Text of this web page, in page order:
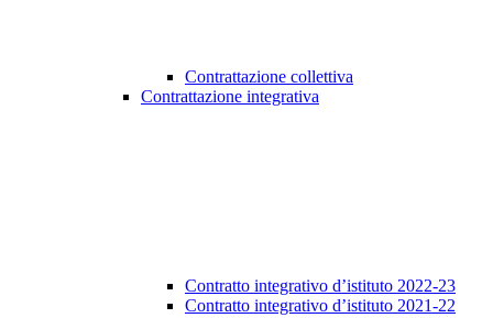
Contrattazione collettiva
Contrattazione integrativa
Contratto integrativo d’istituto 2022-23
Contratto integrativo d’istituto 2021-22